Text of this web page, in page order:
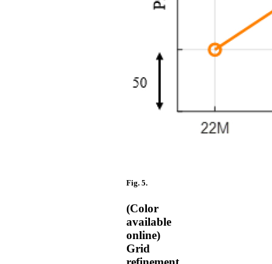
Fig. 5.
(Color
available
online)
Grid